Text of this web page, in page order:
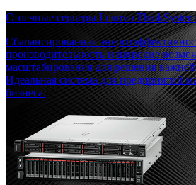
Стоечные серверы Lenovo ThinkSystem
Сбалансированная
производительность и широкие
масштабирования для решения
Идеальная система для предприятий
бизнеса.